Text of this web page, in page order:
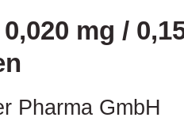
mg /
Pharma GmbH